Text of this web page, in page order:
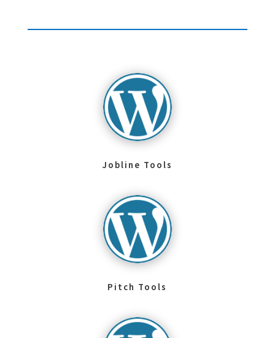
Jobline Tools
Pitch Tools